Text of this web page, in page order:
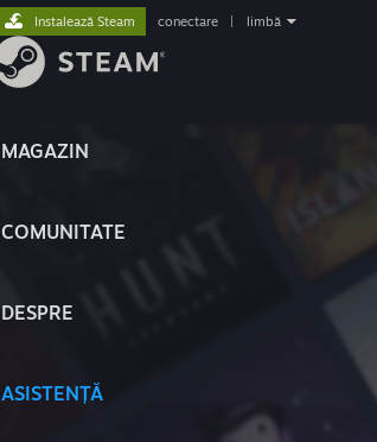
MAGAZIN
COMUNITATE
DESPRE
ASISTENȚĂ
Instalează Steam conectare limbă